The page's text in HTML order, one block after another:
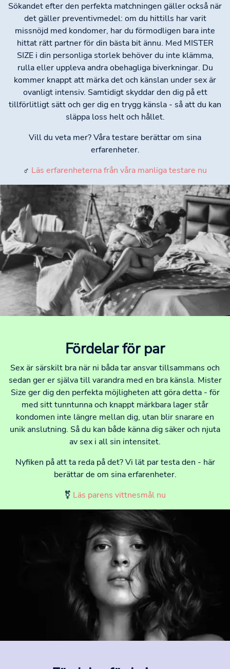
Sökandet efter den perfekta matchningen gäller också när
det gäller preventivmedel: om du hittills har varit
missnöjd med kondomer, har du förmodligen bara inte
hittat rätt partner för din bästa bit ännu. Med MISTER
SIZE i din personliga storlek behöver du inte klämma,
rulla eller uppleva andra obehagliga biverkningar. Du
kommer knappt att märka det och känslan under sex är
ovanligt intensiv. Samtidigt skyddar den dig på ett
tillförlitligt sätt och ger dig en trygg känsla - så att du kan
släppa loss helt och hållet.
Vill du veta mer? Våra testare berättar om sina
erfarenheter.
♂ Läs erfarenheterna från våra manliga testare nu
Fördelar för par
Sex är särskilt bra när ni båda tar ansvar tillsammans och
sedan ger er själva till varandra med en bra känsla. Mister
Size ger dig den perfekta möjligheten att göra detta - för
med sitt tunntunna och knappt märkbara lager står
kondomen inte längre mellan dig, utan blir snarare en
unik anslutning. Så du kan både känna dig säker och njuta
av sex i all sin intensitet.
Nyfiken på att ta reda på det? Vi lät par testa den - här
berättar de om sina erfarenheter.
⚧ Läs parens vittnesmål nu